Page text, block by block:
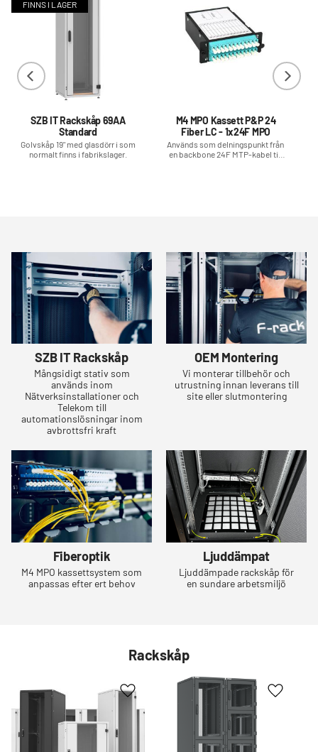
SZB IT Rackskåp 69AA
Standard
Golvskåp 19" med glasdörr i som
normalt finns i fabrikslager.
FINNS I LAGER
M4 MPO Kassett P&P 24
Fiber LC - 1x24F MPO
Används som delningspunkt från
en backbone 24F MTP-kabel till
SZB IT Rackskåp
Mångsidigt stativ som
används inom
Nätverksinstallationer och
Telekom till
automationslösningar inom
avbrottsfri kraft
OEM Montering
Vi monterar tillbehör och
utrustning innan leverans till
site eller slutmontering
Fiberoptik
M4 MPO kassettsystem som
anpassas efter ert behov
Ljuddämpat
Ljuddämpade rackskåp för
en sundare arbetsmiljö
Rackskåp
Lägg till i favoriter Lägg till